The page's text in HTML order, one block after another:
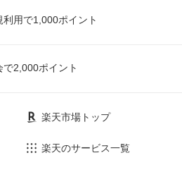
用で1,000ポイント
2,000ポイント
楽天市場トップ
楽天のサービス一覧